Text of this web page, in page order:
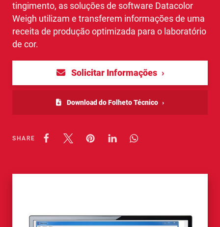
SHARE
tingimento, as soluções de software Datacolor
Weigh utilizam e transferem informações de uma
receita de produção optimizada para o laboratório
de cor.
Solicitar Informações
Download do Folheto Técnico